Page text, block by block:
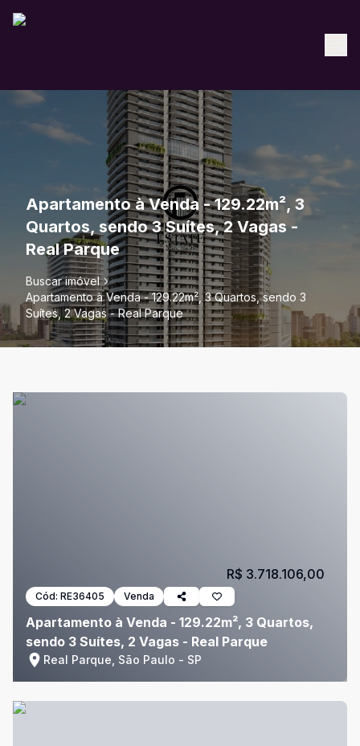
Apartamento à Venda - 129.22m², 3
Quartos, sendo 3 Suítes, 2 Vagas -
Real Parque
Buscar imóvel
Apartamento à Venda - 129.22m², 3 Quartos, sendo 3
Suítes, 2 Vagas - Real Parque
Cód: RE36405 Venda
Apartamento à Venda - 129.22m², 3 Quartos,
sendo 3 Suítes, 2 Vagas - Real Parque
Real Parque, São Paulo - SP
R$ 3.718.106,00